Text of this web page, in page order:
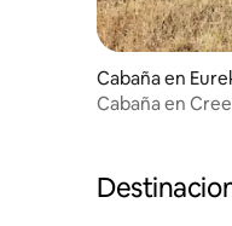
Cabaña en
Cabaña en